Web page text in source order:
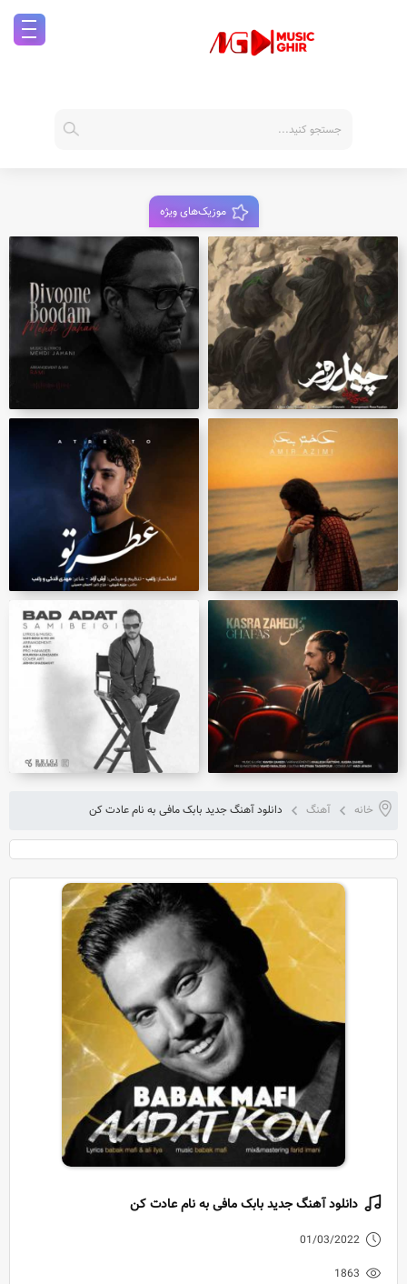
موزیک‌های ویژه
خانه آهنگ دانلود آهنگ جدید بابک مافی به نام عادت کن
دانلود آهنگ جدید بابک مافی به نام عادت کن
01/03/2022
1863